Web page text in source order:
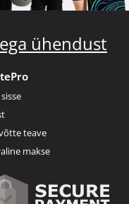
ühendust
teave
makse